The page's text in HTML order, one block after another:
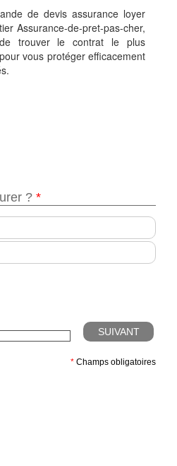
de devis assurance loyer
Assurance-de-pret-pas-cher,
trouver le contrat le plus
vous protéger efficacement